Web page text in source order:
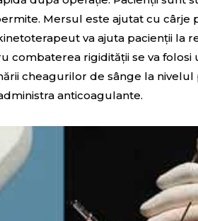
Mersul este ajutat cu cârje
va ajuta pacienții la
combaterea rigidității se va folosi
cheagurilor de sânge la nivelul
anticoagulante.